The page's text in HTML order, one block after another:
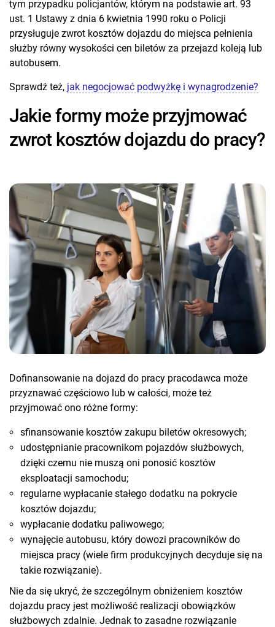
tym przypadku policjantów, którym na podstawie art. 93
ust. 1 Ustawy z dnia 6 kwietnia 1990 roku o Policji
przysługuje zwrot kosztów dojazdu do miejsca pełnienia
służby równy wysokości cen biletów za przejazd koleją lub
autobusem.
Sprawdź też, jak negocjować podwyżkę i wynagrodzenie?
Jakie formy może przyjmować
zwrot kosztów dojazdu do pracy?
Dofinansowanie na dojazd do pracy pracodawca może
przyznawać częściowo lub w całości, może też
przyjmować ono różne formy:
sfinansowanie kosztów zakupu biletów okresowych;
udostępnianie pracownikom pojazdów służbowych,
dzięki czemu nie muszą oni ponosić kosztów
eksploatacji samochodu;
regularne wypłacanie stałego dodatku na pokrycie
kosztów dojazdu;
wypłacanie dodatku paliwowego;
wynajęcie autobusu, który dowozi pracowników do
miejsca pracy (wiele firm produkcyjnych decyduje się na
takie rozwiązanie).
Nie da się ukryć, że szczególnym obniżeniem kosztów
dojazdu pracy jest możliwość realizacji obowiązków
służbowych zdalnie. Jednak to zasadne rozwiązanie